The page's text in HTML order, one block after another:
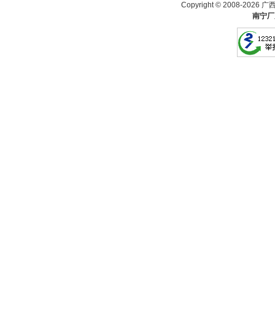
Copyright © 2008-2026 广
南宁